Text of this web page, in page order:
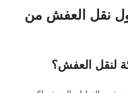
نقل العفش من
لنقل العفش؟